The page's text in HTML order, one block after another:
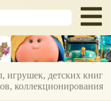
игрушек, детских книг
коллекционирования